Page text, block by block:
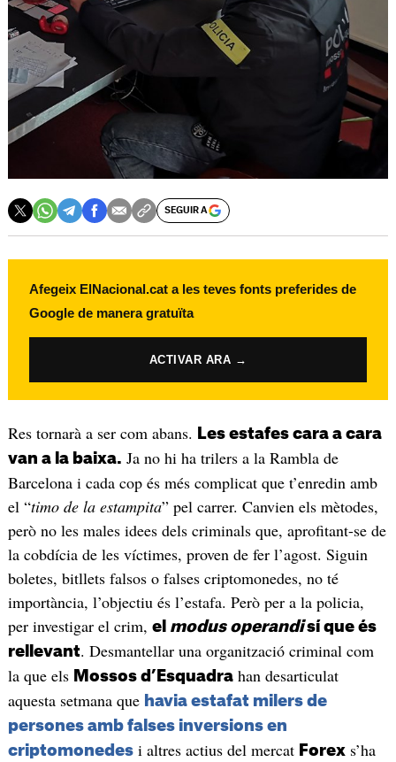
SEGUIR A
Afegeix ElNacional.cat a les teves fonts preferides de
Google de manera gratuïta
ACTIVAR ARA →
Res tornarà a ser com abans.
Les estafes cara a cara
van a la baixa. Ja no hi ha trilers a la Rambla de
Barcelona i cada cop és més complicat que t’enredin amb
el “timo de la estampita” pel carrer. Canvien els mètodes,
però no les males idees dels criminals que, aprofitant-se de
la cobdícia de les víctimes, proven de fer l’agost. Siguin
boletes, bitllets falsos o falses criptomonedes, no té
importància, l’objectiu és l’estafa. Però per a la policia,
per investigar el crim, el modus operandisí que és
rellevant. Desmantellar una organització criminal com
la que els Mossos d’Esquadrahan desarticulat
aquesta setmana que havia estafat milers de
persones amb falses inversions en
criptomonedesi altres actius del mercat Forexs’ha